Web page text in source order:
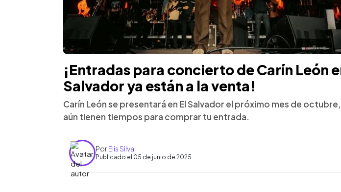
¡Entradas para concierto de Carín León
Salvador ya están a la venta!
Carín León se presentará en El Salvador el próximo mes de
aún tienen tiempos para comprar tu entrada.
PorElis Silva
Publicado el 05 de junio de 2025